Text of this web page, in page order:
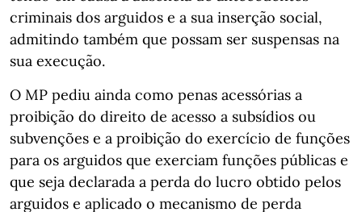
criminais dos arguidos e a sua inserção social,
admitindo também que possam ser suspensas na
sua execução.
O MP pediu ainda como penas acessórias a
proibição do direito de acesso a subsídios ou
subvenções e a proibição do exercício de funções
para os arguidos que exerciam funções públicas e
que seja declarada a perda do lucro obtido pelos
arguidos e aplicado o mecanismo de perda